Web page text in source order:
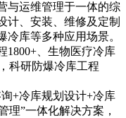
与运维管理于一体的综
计、安装、维修及定制
库等多种应用场景。
1800+、生物医疗冷库
科研防爆冷库工程
+冷库规划设计+冷库
理”一体化解决方案，